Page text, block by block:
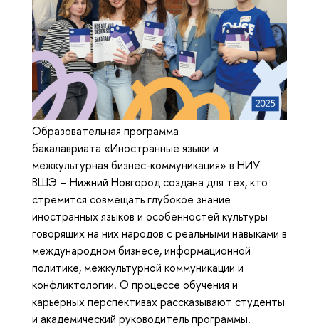
Образовательная программа
бакалавриата «Иностранные языки и
межкультурная бизнес-коммуникация» в НИУ
ВШЭ – Нижний Новгород создана для тех, кто
стремится совмещать глубокое знание
иностранных языков и особенностей культуры
говорящих на них народов с реальными навыками в
международном бизнесе, информационной
политике, межкультурной коммуникации и
конфликтологии. О процессе обучения и
карьерных перспективах рассказывают студенты
и академический руководитель программы.